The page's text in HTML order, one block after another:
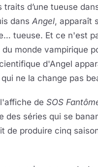
traits d’une tueuse
dans Angel, apparaît
tueuse. Et ce n'est
monde vampirique
d'Angel
ne la change pas
de SOS
des séries qui se
de produire cinq